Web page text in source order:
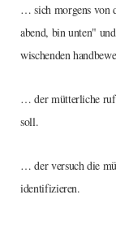
… sich morgens von
abend, bin unten"
wischenden
… der mütterliche ruf
soll.
… der versuch die
identifizieren.